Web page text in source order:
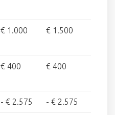
€ 1.000 € 1.500
€ 400 € 400
- € 2.575 - € 2.575